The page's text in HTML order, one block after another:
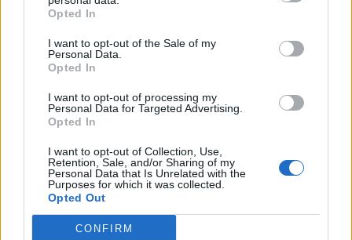
Opted In
I want to opt-out of the Sale of my
Personal Data.
Opted In
I want to opt-out of processing my
Personal Data for Targeted Advertising.
Opted In
I want to opt-out of Collection, Use,
Retention, Sale, and/or Sharing of my
Personal Data that Is Unrelated with the
Purposes for which it was collected.
Opted Out
CONFIRM
Segui Diario Sportivo: